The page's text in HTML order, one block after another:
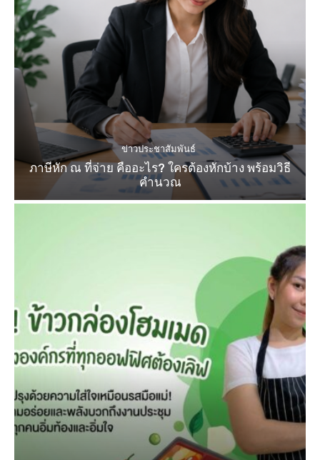
ข่าวประชาสัมพันธ์
ภาษีหัก ณ ที่จ่าย คืออะไร? ใครต้องหักบ้าง พร้อมวิธี
คำนวณ